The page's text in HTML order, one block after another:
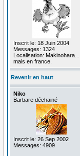
Inscrit le: 18 Juin 2004
Messages: 1324
Localisation: Makinohara...
mais en france.
Revenir en haut
Niko
Barbare déchainé
Inscrit le: 26 Sep 2002
Messages: 4909